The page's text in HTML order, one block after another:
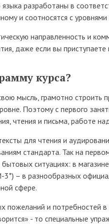
разработаны в
и соотносятся с
направленность и
даже если вы приступаете
курса?
мысль, грамотно строить
Поэтому с первого
чтения и письма, работе
для чтения и
стандарта. Так на
бытовых ситуациях: в
– в разнообразных
сфере.
пожеланий и потребностей
- то специальные